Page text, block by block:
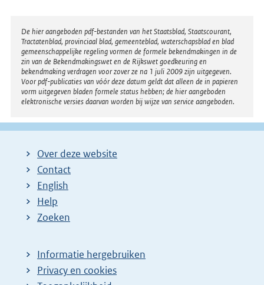
i
n
k
:
Disclaimer
De hier aangeboden pdf-bestanden van het Staatsblad, Staatscourant,
Tractatenblad, provinciaal blad, gemeenteblad, waterschapsblad en blad
gemeenschappelijke regeling vormen de formele bekendmakingen in de
zin van de Bekendmakingswet en de Rijkswet goedkeuring en
bekendmaking verdragen voor zover ze na 1 juli 2009 zijn uitgegeven.
Voor pdf-publicaties van vóór deze datum geldt dat alleen de in papieren
vorm uitgegeven bladen formele status hebben; de hier aangeboden
elektronische versies daarvan worden bij wijze van service aangeboden.
Over deze website
Contact
English
Help
Zoeken
Informatie hergebruiken
Privacy en cookies